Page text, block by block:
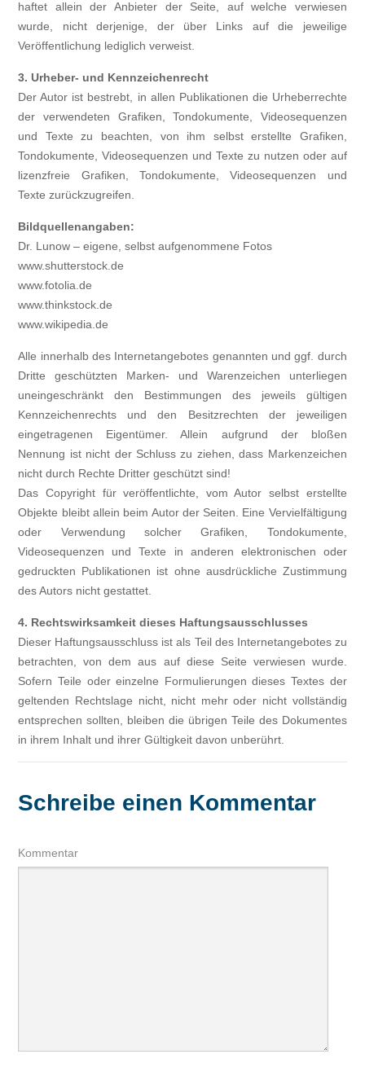
haftet allein der Anbieter der Seite, auf welche verwiesen
wurde, nicht derjenige, der über Links auf die jeweilige
Veröffentlichung lediglich verweist.
3. Urheber- und Kennzeichenrecht
Der Autor ist bestrebt, in allen Publikationen die Urheberrechte
der verwendeten Grafiken, Tondokumente, Videosequenzen
und Texte zu beachten, von ihm selbst erstellte Grafiken,
Tondokumente, Videosequenzen und Texte zu nutzen oder auf
lizenzfreie Grafiken, Tondokumente, Videosequenzen und
Texte zurückzugreifen.
Bildquellenangaben:
Dr. Lunow – eigene, selbst aufgenommene Fotos
www.shutterstock.de
www.fotolia.de
www.thinkstock.de
www.wikipedia.de
Alle innerhalb des Internetangebotes genannten und ggf. durch
Dritte geschützten Marken- und Warenzeichen unterliegen
uneingeschränkt den Bestimmungen des jeweils gültigen
Kennzeichenrechts und den Besitzrechten der jeweiligen
eingetragenen Eigentümer. Allein aufgrund der bloßen
Nennung ist nicht der Schluss zu ziehen, dass Markenzeichen
nicht durch Rechte Dritter geschützt sind!
Das Copyright für veröffentlichte, vom Autor selbst erstellte
Objekte bleibt allein beim Autor der Seiten. Eine Vervielfältigung
oder Verwendung solcher Grafiken, Tondokumente,
Videosequenzen und Texte in anderen elektronischen oder
gedruckten Publikationen ist ohne ausdrückliche Zustimmung
des Autors nicht gestattet.
4. Rechtswirksamkeit dieses Haftungsausschlusses
Dieser Haftungsausschluss ist als Teil des Internetangebotes zu
betrachten, von dem aus auf diese Seite verwiesen wurde.
Sofern Teile oder einzelne Formulierungen dieses Textes der
geltenden Rechtslage nicht, nicht mehr oder nicht vollständig
entsprechen sollten, bleiben die übrigen Teile des Dokumentes
in ihrem Inhalt und ihrer Gültigkeit davon unberührt.
Schreibe einen Kommentar
Kommentar